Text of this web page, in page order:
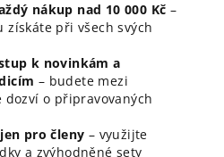
nákup nad 10 000 Kč –
získáte při všech svých
k novinkám a
– budete mezi
dozví o připravovaných
pro členy – využijte
a zvýhodněné sety